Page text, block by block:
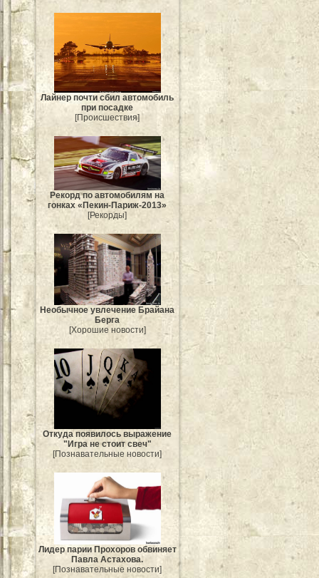
Лайнер почти сбил автомобиль
при посадке
[Происшествия]
Рекорд по автомобилям на
гонках «Пекин-Париж-2013»
[Рекорды]
Необычное увлечение Брайана
Берга
[Хорошие новости]
Откуда появилось выражение
"Игра не стоит свеч"
[Познавательные новости]
Лидер парии Прохоров обвиняет
Павла Астахова.
[Познавательные новости]